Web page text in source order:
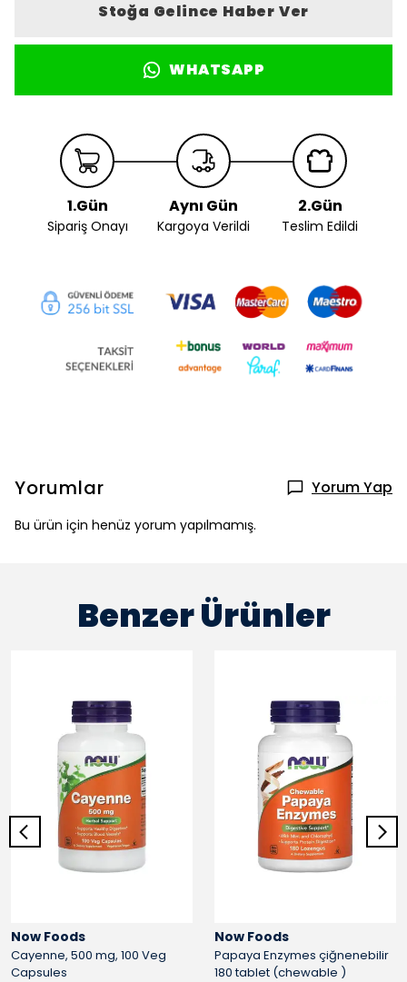
Stoğa Gelince Haber Ver
WHATSAPP
1.Gün
Sipariş Onayı
Aynı Gün
Kargoya Verildi
2.Gün
Teslim Edildi
Yorumlar Yorum Yap
Bu ürün için henüz yorum yapılmamış.
Benzer Ürünler
Now Foods
Cayenne, 500 mg, 100 Veg
Capsules
Now Foods
Papaya Enzymes çiğnenebilir
180 tablet (chewable )